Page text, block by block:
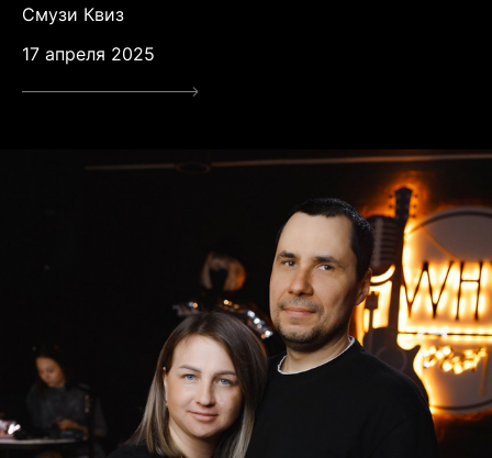
Смузи Квиз
17 апреля 2025